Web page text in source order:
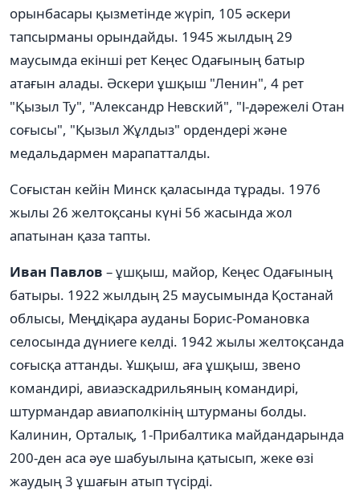
орынбасары қызметінде жүріп, 105 әскери
тапсырманы орындайды. 1945 жылдың 29
маусымда екінші рет Кеңес Одағының батыр
атағын алады. Әскери ұшқыш "Ленин", 4 рет
"Қызыл Ту", "Александр Невский", "l-дәрежелі Отан
соғысы", "Қызыл Жұлдыз" ордендері және
медальдармен марапатталды.
Соғыстан кейін Минск қаласында тұрады. 1976
жылы 26 желтоқсаны күні 56 жасында жол
апатынан қаза тапты.
Иван Павлов – ұшқыш, майор, Кеңес Одағының
батыры. 1922 жылдың 25 маусымында Қостанай
облысы, Меңдіқара ауданы Борис-Романовка
селосында дүниеге келді. 1942 жылы желтоқсанда
соғысқа аттанды. Ұшқыш, аға ұшқыш, звено
командирі, авиаэскадрильяның командирі,
штурмандар авиаполкінің штурманы болды.
Калинин, Орталық, 1-Прибалтика майдандарында
200-ден аса әуе шабуылына қатысып, жеке өзі
жаудың 3 ұшағын атып түсірді.